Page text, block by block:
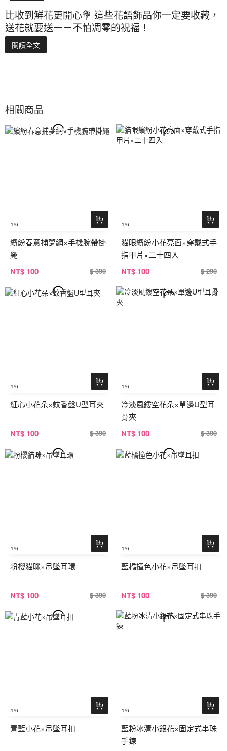
比收到鮮花更開心💐 這些花語飾品你一定要收藏，
送花就要送ーー不怕凋零的祝福！
閱讀全文
相關商品
1/6
繽紛春意捕夢網×手機腕帶掛
繩
NT$ 100 $ 390
1/6
貓眼繽紛小花亮面×穿戴式手
指甲片×二十四入
NT$ 100 $ 290
1/6
紅心小花朵×蚊香盤U型耳夾
NT$ 100 $ 390
1/6
冷淡風鏤空花朵×單邊U型耳
骨夾
NT$ 100 $ 390
1/6
粉櫻貓咪×吊墜耳環
NT$ 100 $ 390
1/6
藍橘撞色小花×吊墜耳扣
NT$ 100 $ 390
1/6
青藍小花×吊墜耳扣
1/6
藍粉冰清小銀花×固定式串珠
手鍊